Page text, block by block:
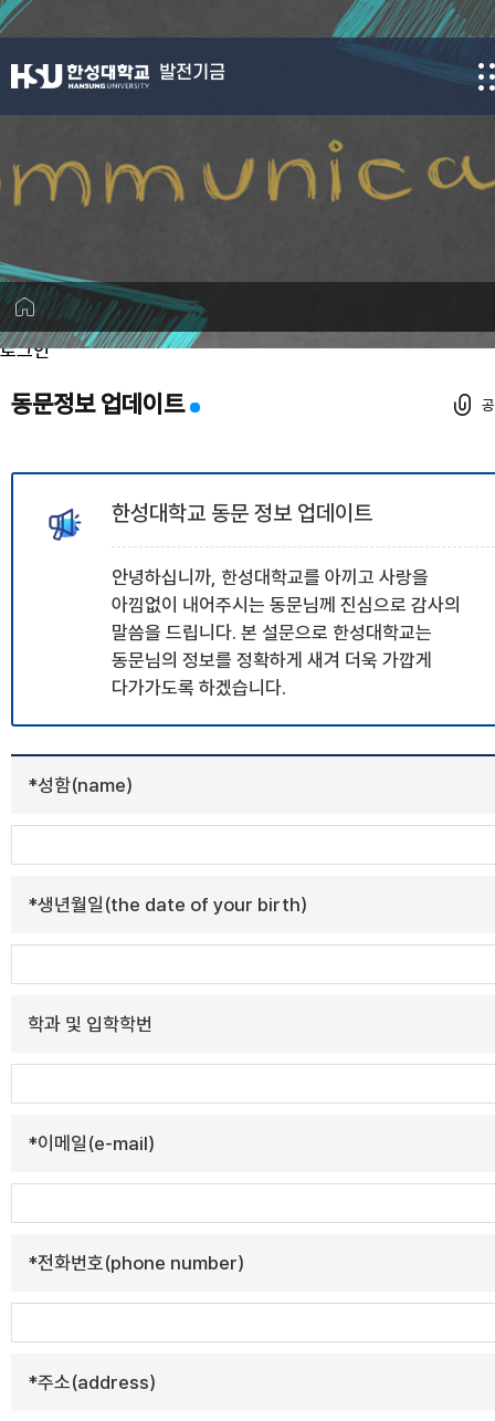
로그인
발전기금
동문정보 업데이트
한성대학교 동문 정보 업데이트
안녕하십니까, 한성대학교를 아끼고 사랑을
아낌없이 내어주시는 동문님께 진심으로 감사의
말씀을 드립니다. 본 설문으로 한성대학교는
동문님의 정보를 정확하게 새겨 더욱 가깝게
다가가도록 하겠습니다.
*성함(name)
*생년월일(the date of your birth)
학과 및 입학학번
*이메일(e-mail)
*전화번호(phone number)
*주소(address)